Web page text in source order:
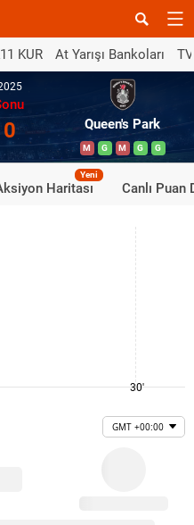
KUR At Yarışı Bankoları
Queen's Park
M G M G G
Haritası
Yeni
Canlı Puan
30'
GMT +00:00